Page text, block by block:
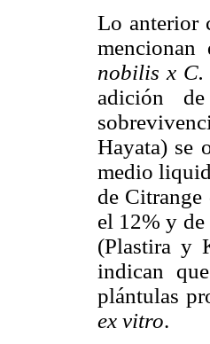
Lo anterior
nobilis x C.
adición
Hayata) se
medio
de
el 12% y de
(Plastira y
indican
plántulas
ex vitro.